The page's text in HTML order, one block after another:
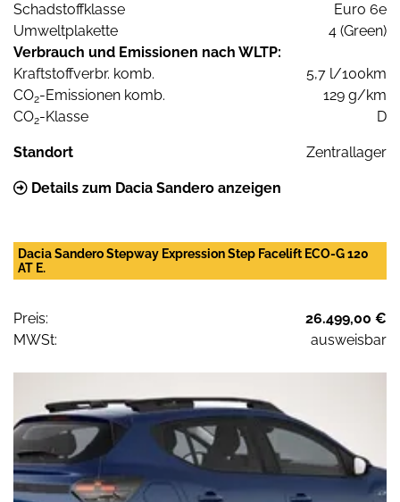
Schadstoffklasse
Euro 6e
Umweltplakette
4 (Green)
Verbrauch und Emissionen nach WLTP:
Kraftstoffverbr. komb.
5,7 l/100km
CO2-Emissionen komb.
129 g/km
CO2-Klasse D
Standort Zentrallager
Details zum Dacia Sandero anzeigen
Dacia Sandero Stepway Expression Step Facelift ECO-G 120
AT E.
Preis:
26.499,00 €
MWSt:
ausweisbar